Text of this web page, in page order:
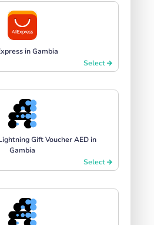
in Gambia
Select
Gift Voucher AED in
Gambia
Select